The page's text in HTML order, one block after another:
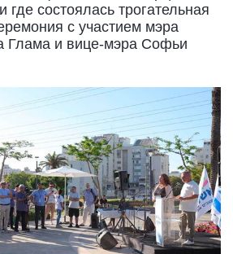
где состоялась трогательная
с участием мэра
Глама и вице-мэра Софьи